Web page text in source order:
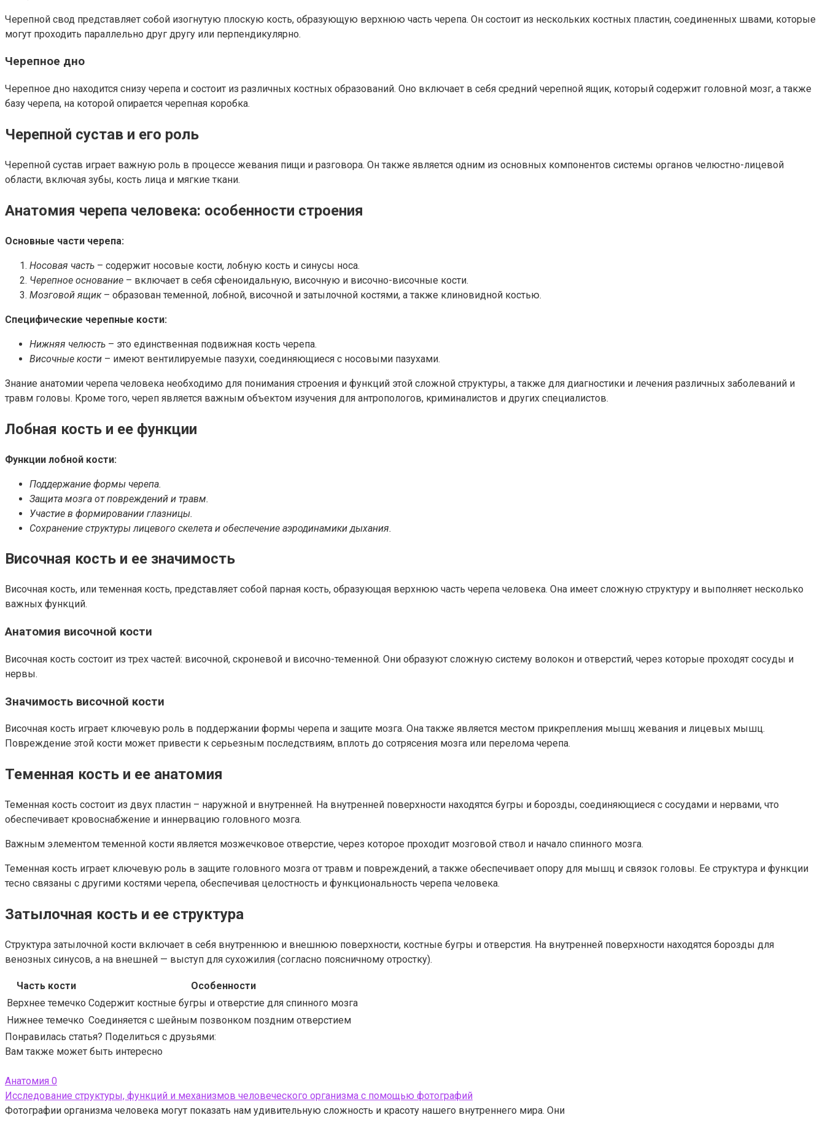
Черепной свод представляет собой изогнутую плоскую кость, образующую верхнюю часть черепа. Он состоит из нескольких костных пластин, соединенных швами, которые
могут проходить параллельно друг другу или перпендикулярно.
Черепное дно
Черепное дно находится снизу черепа и состоит из различных костных образований. Оно включает в себя средний черепной ящик, который содержит головной мозг, а также
базу черепа, на которой опирается черепная коробка.
Черепной сустав и его роль
Черепной сустав играет важную роль в процессе жевания пищи и разговора. Он также является одним из основных компонентов системы органов челюстно-лицевой
области, включая зубы, кость лица и мягкие ткани.
Анатомия черепа человека: особенности строения
Основные части черепа:
Носовая часть – содержит носовые кости, лобную кость и синусы носа.
Черепное основание – включает в себя сфеноидальную, височную и височно-височные кости.
Мозговой ящик– образован теменной, лобной, височной и затылочной костями, а также клиновидной костью.
Специфические черепные кости:
Нижняя челюсть – это единственная подвижная кость черепа.
Височные кости – имеют вентилируемые пазухи, соединяющиеся с носовыми пазухами.
Знание анатомии черепа человека необходимо для понимания строения и функций этой сложной структуры, а также для диагностики и лечения различных заболеваний и
травм головы. Кроме того, череп является важным объектом изучения для антропологов, криминалистов и других специалистов.
Лобная кость и ее функции
Функции лобной кости:
Поддержание формы черепа.
Защита мозга от повреждений и травм.
Участие в формировании глазницы.
Сохранение структуры лицевого скелета и обеспечение аэродинамики дыхания.
Височная кость и ее значимость
Височная кость, или теменная кость, представляет собой парная кость, образующая верхнюю часть черепа человека. Она имеет сложную структуру и выполняет несколько
важных функций.
Анатомия височной кости
Височная кость состоит из трех частей: височной, скроневой и височно-теменной. Они образуют сложную систему волокон и отверстий, через которые проходят сосуды и
нервы.
Значимость височной кости
Височная кость играет ключевую роль в поддержании формы черепа и защите мозга. Она также является местом прикрепления мышц жевания и лицевых мышц.
Повреждение этой кости может привести к серьезным последствиям, вплоть до сотрясения мозга или перелома черепа.
Теменная кость и ее анатомия
Теменная кость состоит из двух пластин – наружной и внутренней. На внутренней поверхности находятся бугры и борозды, соединяющиеся с сосудами и нервами, что
обеспечивает кровоснабжение и иннервацию головного мозга.
Важным элементом теменной кости является мозжечковое отверстие, через которое проходит мозговой ствол и начало спинного мозга.
Теменная кость играет ключевую роль в защите головного мозга от травм и повреждений, а также обеспечивает опору для мышц и связок головы. Ее структура и функции
тесно связаны с другими костями черепа, обеспечивая целостность и функциональность черепа человека.
Затылочная кость и ее структура
Структура затылочной кости включает в себя внутреннюю и внешнюю поверхности, костные бугры и отверстия. На внутренней поверхности находятся борозды для
венозных синусов, а на внешней — выступ для сухожилия (согласно поясничному отростку).
Часть кости
Особенности
Верхнее темечко Содержит костные бугры и отверстие для спинного мозга
Нижнее темечко Соединяется с шейным позвонком поздним отверстием
Понравилась статья? Поделиться с друзьями:
Вам также может быть интересно
Анатомия 0
Исследование структуры, функций и механизмов человеческого организма с помощью фотографий
Фотографии организма человека могут показать нам удивительную сложность и красоту нашего внутреннего мира. Они